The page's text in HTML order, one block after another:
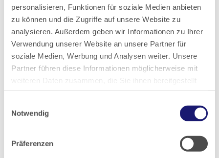
personalisieren, Funktionen für soziale Medien anbieten
zu können und die Zugriffe auf unsere Website zu
analysieren. Außerdem geben wir Informationen zu Ihrer
Verwendung unserer Website an unsere Partner für
soziale Medien, Werbung und Analysen weiter. Unsere
Partner führen diese Informationen möglicherweise mit
weiteren Daten zusammen, die Sie ihnen bereitgestellt
haben oder die sie im Rahmen Ihrer Nutzung der Dienste
Notwendig
Präferenzen
Weitere Infos:
Anmeldeformular
Informationspflichten nach Art. 13 DSGVO
der Carl-Oelemann-Schule
Hausordnung der Landesärztekammer Hessen